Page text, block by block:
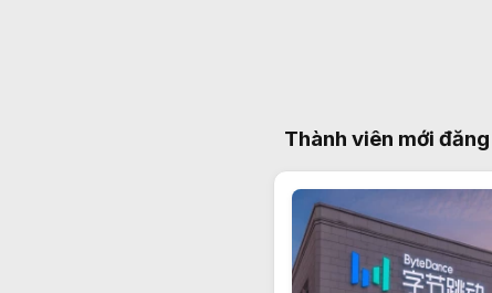
Thành viên mới đăng